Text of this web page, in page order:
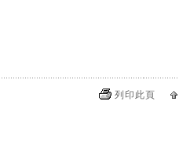
列印此頁